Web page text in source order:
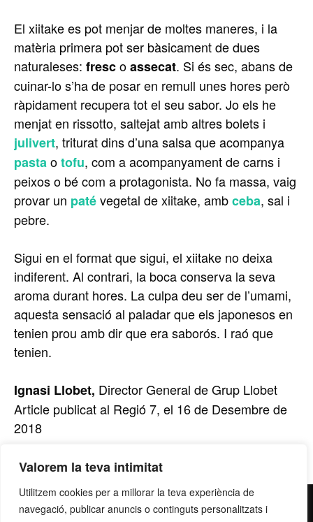
Valorem la teva intimitat
Utilitzem cookies per a millorar la teva experiència de
navegació, publicar anuncis o continguts personalitzats i
El xiitake es pot menjar de moltes maneres, i la
matèria primera pot ser bàsicament de dues
naturaleses: frescoassecat. Si és sec, abans de
cuinar-lo s’ha de posar en remull unes hores però
ràpidament recupera tot el seu sabor. Jo els he
menjat en rissotto, saltejat amb altres bolets i
julivert, triturat dins d’una salsa que acompanya
pastaotofu, com a acompanyament de carns i
peixos o bé com a protagonista. No fa massa, vaig
provar un patévegetal de xiitake, ambceba, sal i
pebre.
Sigui en el format que sigui, el xiitake no deixa
indiferent. Al contrari, la boca conserva la seva
aroma durant hores. La culpa deu ser de l’umami,
aquesta sensació al paladar que els japonesos en
tenien prou amb dir que era saborós. I raó que
tenien.
Ignasi Llobet, Director General de Grup Llobet
Article publicat al Regió 7, el 16 de Desembre de
2018
contacte@grupllobet.com| Política de privacitat|Donar-